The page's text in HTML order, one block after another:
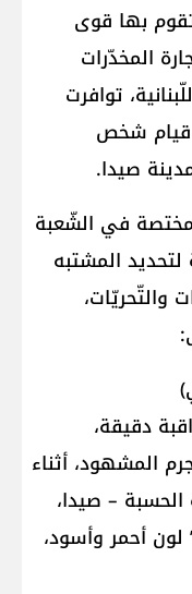
بها قوى
المخدّرات
توافرت
قيام شخص
صيدا.
في الشّعبة
لتحديد المشتبه
والتّحريّات،
ومراقبة دقيقة،
المشهود، أثناء
– صيدا،
أحمر وأسود،